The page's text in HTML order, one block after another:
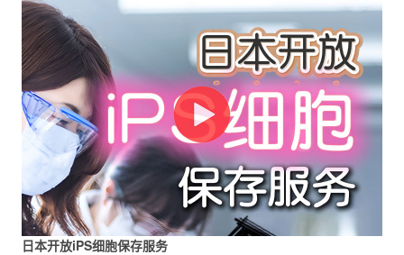
日本开放iPS细胞保存服务